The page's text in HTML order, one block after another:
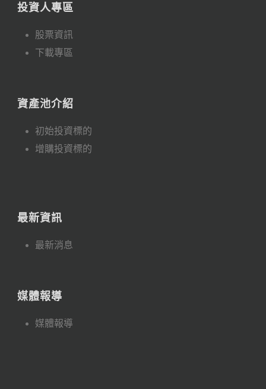
投資人專區
股票資訊
下載專區
資產池介紹
初始投資標的
增購投資標的
最新資訊
最新消息
媒體報導
媒體報導